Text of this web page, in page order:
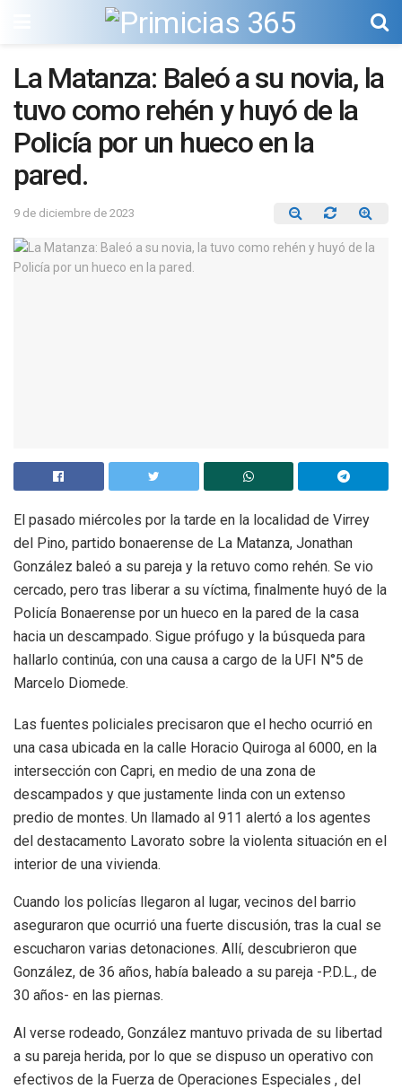
La Matanza: Baleó a su novia, la
tuvo como rehén y huyó de la
Policía por un hueco en la
pared.
9 de diciembre de 2023
El pasado miércoles por la tarde en la localidad de Virrey
del Pino, partido bonaerense de La Matanza, Jonathan
González baleó a su pareja y la retuvo como rehén. Se vio
cercado, pero tras liberar a su víctima, finalmente huyó de la
Policía Bonaerense por un hueco en la pared de la casa
hacia un descampado. Sigue prófugo y la búsqueda para
hallarlo continúa, con una causa a cargo de la UFI N°5 de
Marcelo Diomede.
Las fuentes policiales precisaron que el hecho ocurrió en
una casa ubicada en la calle Horacio Quiroga al 6000, en la
intersección con Capri, en medio de una zona de
descampados y que justamente linda con un extenso
predio de montes. Un llamado al 911 alertó a los agentes
del destacamento Lavorato sobre la violenta situación en el
interior de una vivienda.
Cuando los policías llegaron al lugar, vecinos del barrio
aseguraron que ocurrió una fuerte discusión, tras la cual se
escucharon varias detonaciones. Allí, descubrieron que
González, de 36 años, había baleado a su pareja -P.D.L., de
30 años- en las piernas.
Al verse rodeado, González mantuvo privada de su libertad
a su pareja herida, por lo que se dispuso un operativo con
efectivos de la Fuerza de Operaciones Especiales , del